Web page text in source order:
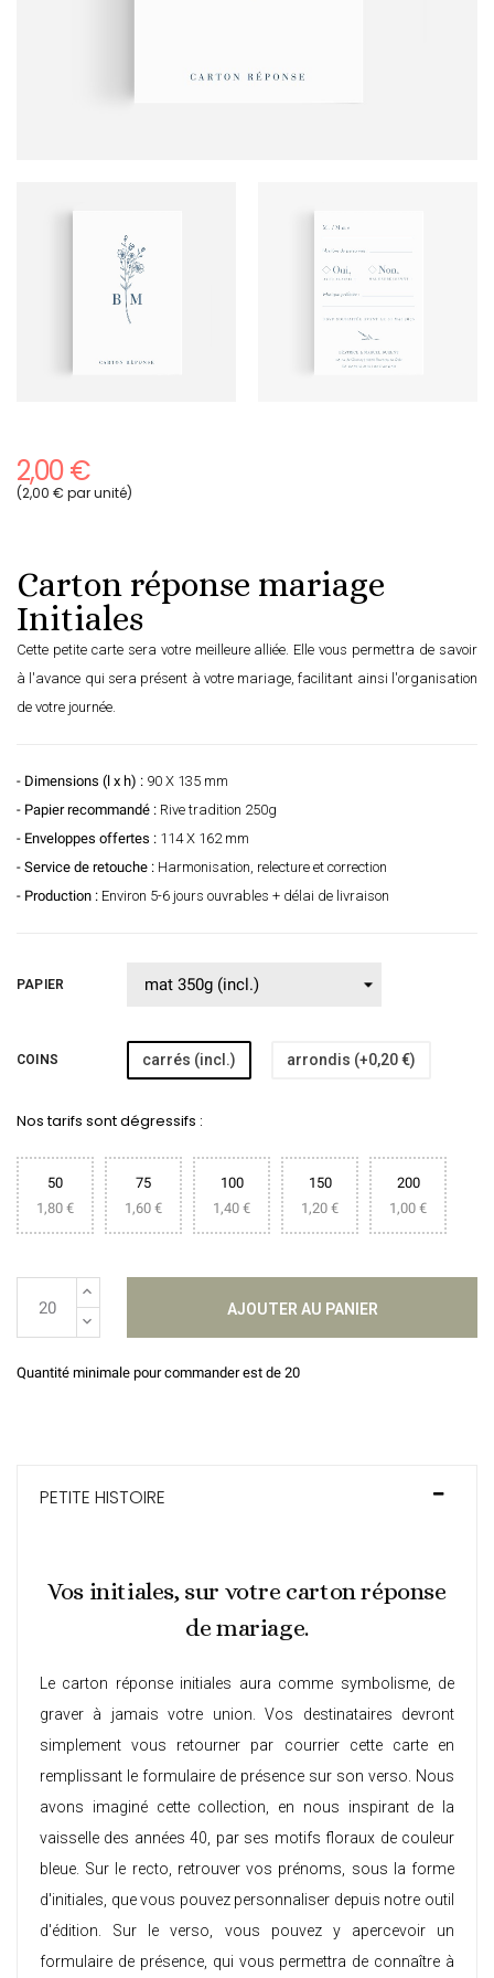
2,00 €
(2,00 € par unité)
Carton réponse mariage
Initiales
Cette petite carte sera votre meilleure alliée. Elle vous permettra de savoir
à l'avance qui sera présent à votre mariage, facilitant ainsi l'organisation
de votre journée.
- Dimensions (l x h) : 90 X 135 mm
- Papier recommandé : Rive tradition 250g
- Enveloppes offertes : 114 X 162 mm
- Service de retouche : Harmonisation, relecture et correction
- Production : Environ 5-6 jours ouvrables + délai de livraison
PAPIER
COINS carrés (incl.) arrondis (+0,20 €)
Nos tarifs sont dégressifs :
50
1,80 €
75
1,60 €
100
1,40 €
150
1,20 €
200
1,00 €
AJOUTER AU PANIER
Quantité minimale pour commander est de 20
PETITE HISTOIRE
Vos initiales, sur votre carton réponse
de mariage.
Le carton réponse initiales aura comme symbolisme, de
graver à jamais votre union. Vos destinataires devront
simplement vous retourner par courrier cette carte en
remplissant le formulaire de présence sur son verso. Nous
avons imaginé cette collection, en nous inspirant de la
vaisselle des années 40, par ses motifs floraux de couleur
bleue. Sur le recto, retrouver vos prénoms, sous la forme
d'initiales, que vous pouvez personnaliser depuis notre outil
d'édition. Sur le verso, vous pouvez y apercevoir un
formulaire de présence, qui vous permettra de connaître à